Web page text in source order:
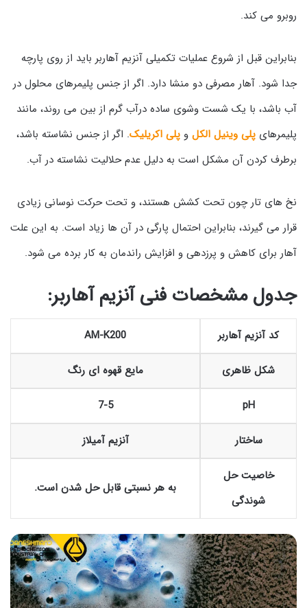
روبرو می کند.
بنابراین قبل از شروع عملیات تکمیلی آنزیم آهاربر باید از روی پارچه
جدا شود. آهار مصرفی دو منشا دارد. اگر از جنس پلیمرهای محلول در
آب باشد، با یک شست وشوی ساده درآب گرم از بین می روند، مانند
پلیمرهای پلی وینیل الکل و پلی اکریلیک. اگر از جنس نشاسته باشد،
برطرف کردن آن مشکل است به دلیل عدم حلالیت نشاسته در آب.
نخ های تار چون تحت کشش هستند، و تحت حرکت نوسانی زیادی
قرار می گیرند، بنابراین احتمال پارگی در آن ها زیاد است. به این علت
آهار برای کاهش و پرزدهی و افزایش راندمان به کار برده می شود.
جدول مشخصات فنی آنزیم آهاربر:
کد آنزیم آهاربر AM-K200
شکل ظاهری مایع قهوه ای رنگ
pH
7-5
ساختار آنزیم آمیلاز
خاصیت حل
شوندگی
به هر نسبتی قابل حل شدن است.